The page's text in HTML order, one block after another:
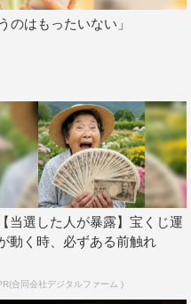
める。
ン演じる獣医の伯朗の助
明人の従妹・支倉百合華、
）演じる矢神家当主の専
語られなかった物語の裏
井翔太です。 バーのオ
のはもったいない」
【当選した人が暴露】宝くじ運
動く時、必ずある前触れ
合同会社デジタルファーム )